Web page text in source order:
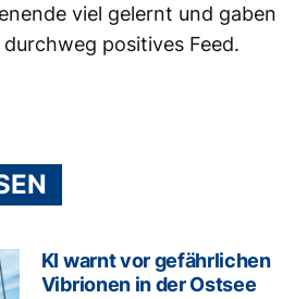
viel gelernt und gaben
positives Feed.
KI warnt vor gefährlichen
Vibrionen in der Ostsee